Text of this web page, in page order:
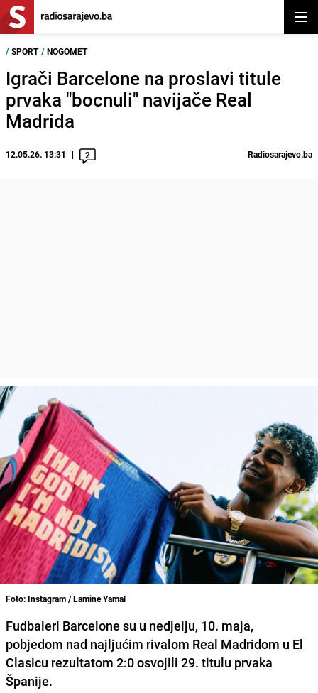
/ SPORT / NOGOMET
Igrači Barcelone na proslavi titule
prvaka "bocnuli" navijače Real
Madrida
12.05.26. 13:31 2 Radiosarajevo.ba
Foto: Instagram / Lamine Yamal
Fudbaleri Barcelone su u nedjelju, 10. maja,
pobjedom nad najljućim rivalom Real Madridom u El
Clasicu rezultatom 2:0 osvojili 29. titulu prvaka
Španije.